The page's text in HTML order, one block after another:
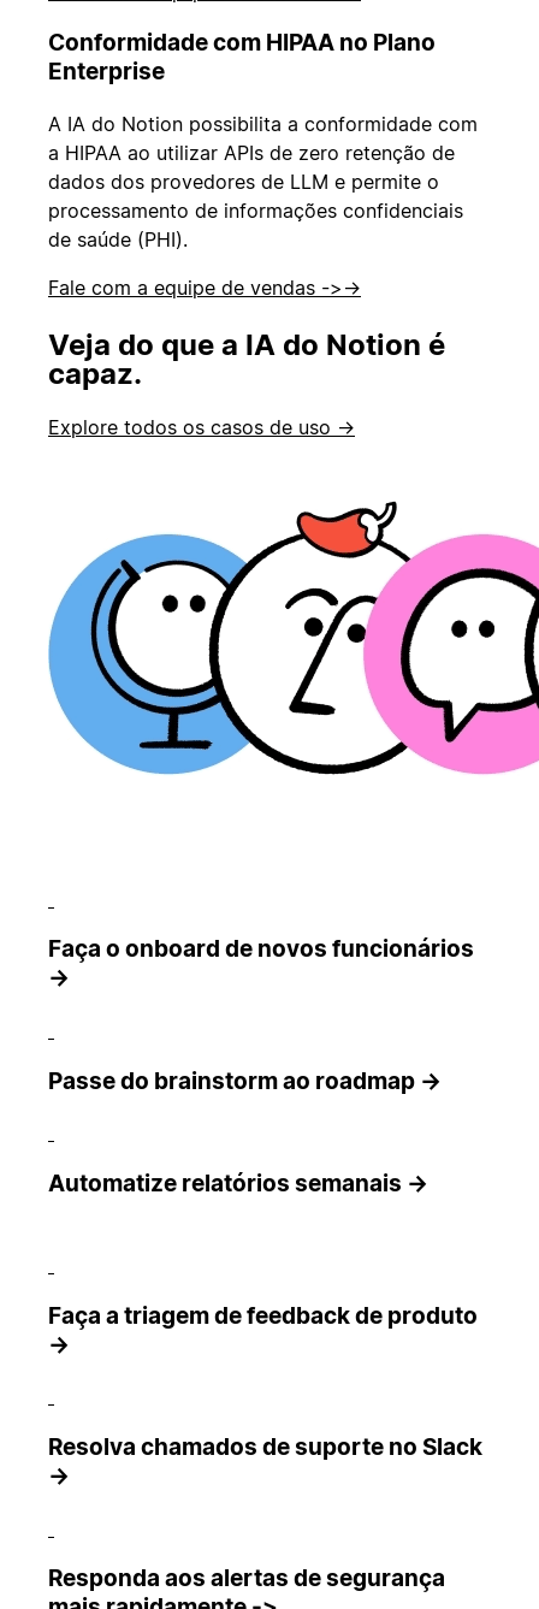
Conformidade com HIPAA no Plano
Enterprise
A IA do Notion possibilita a conformidade com
a HIPAA ao utilizar APIs de zero retenção de
dados dos provedores de LLM e permite o
processamento de informações confidenciais
de saúde (PHI).
Fale com a equipe de vendas -> →
Veja do que a IA do Notion é
capaz.
Explore todos os casos de uso →
Faça o onboard de novos funcionários
→
Passe do brainstorm ao roadmap →
Automatize relatórios semanais →
Faça a triagem de feedback de produto
→
Resolva chamados de suporte no Slack
→
Responda aos alertas de segurança